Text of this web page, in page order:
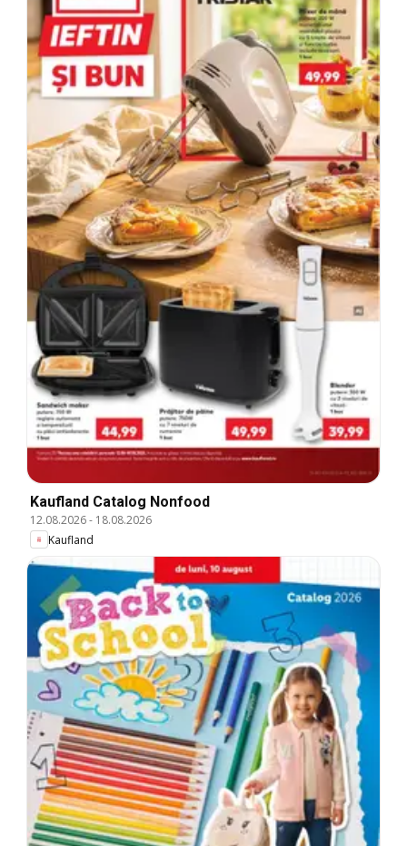
Kaufland Catalog Nonfood
12.08.2026- 18.08.2026
Kaufland